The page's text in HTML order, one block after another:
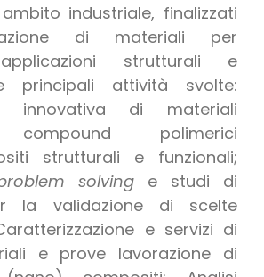
industriale, finalizzati
di materiali per
strutturali e
principali attività svolte:
innovativa di materiali
compound polimerici
strutturali e funzionali;
solving e studi di
la validazione di scelte
e servizi di
e prove lavorazione di